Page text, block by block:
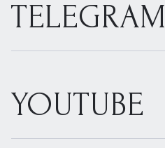
TELEGRAM
YOUTUBE